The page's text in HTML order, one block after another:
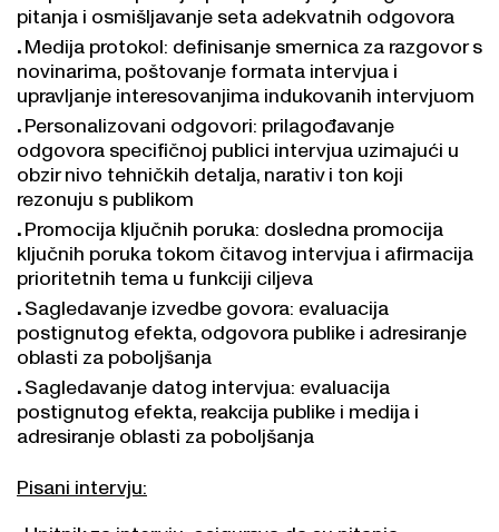
Medija protokol: definisanje smernica za razgovor s
novinarima, poštovanje formata intervjua i
upravljanje interesovanjima indukovanih intervjuom
Personalizovani odgovori: prilagođavanje
odgovora specifičnoj publici intervjua uzimajući u
obzir nivo tehničkih detalja, narativ i ton koji
rezonuju s publikom
Promocija ključnih poruka: dosledna promocija
ključnih poruka tokom čitavog intervjua i afirmacija
prioritetnih tema u funkciji ciljeva
Sagledavanje izvedbe govora: evaluacija
postignutog efekta, odgovora publike i adresiranje
oblasti za poboljšanja
Sagledavanje datog intervjua: evaluacija
postignutog efekta, reakcija publike i medija i
adresiranje oblasti za poboljšanja
Pisani intervju: